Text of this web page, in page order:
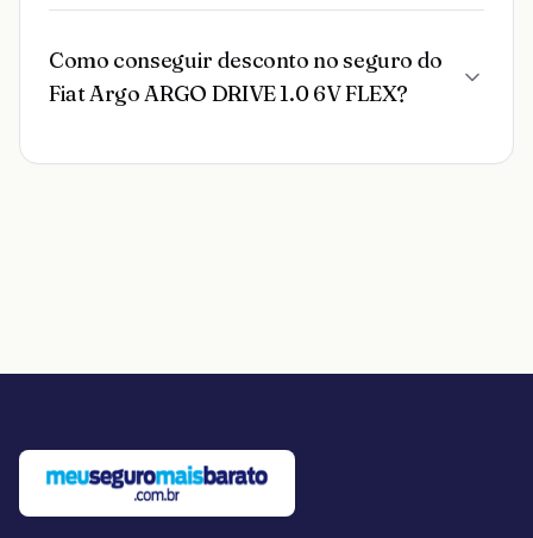
Como conseguir desconto no seguro do
Fiat Argo ARGO DRIVE 1.0 6V FLEX?